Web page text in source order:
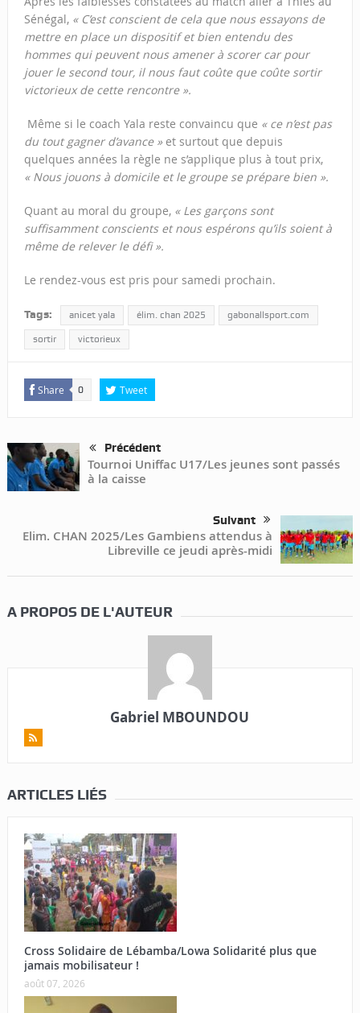
Sénégal, « C’est conscient de cela que nous essayons de
mettre en place un dispositif et bien entendu des
hommes qui peuvent nous amener à scorer car pour
jouer le second tour, il nous faut coûte que coûte sortir
victorieux de cette rencontre ».
Même si le coach Yala reste convaincu que « ce n’est pas
du tout gagner d’avance »et surtout que depuis
quelques années la règle ne s’applique plus à tout prix,
« Nous jouons à domicile et le groupe se prépare bien ».
Quant au moral du groupe, « Les garçons sont
suffisamment conscients et nous espérons qu’ils soient à
même de relever le défi ».
Le rendez-vous est pris pour samedi prochain.
Tags: anicet yala élim. chan 2025 gabonallsport.com
sortir victorieux
Share 0 Tweet
Précédent
Tournoi Uniffac U17/Les jeunes sont passés
à la caisse
Suivant
Elim. CHAN 2025/Les Gambiens attendus à
Libreville ce jeudi après-midi
A PROPOS DE L'AUTEUR
Gabriel MBOUNDOU
ARTICLES LIÉS
Cross Solidaire de Lébamba/Lowa Solidarité plus que
jamais mobilisateur !
août 07, 2026